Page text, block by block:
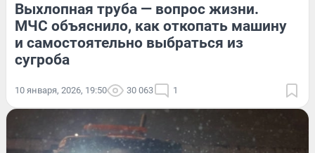
Выхлопная труба — вопрос жизни.
МЧС объяснило, как откопать машину
и самостоятельно выбраться из
сугроба
10 января, 2026, 19:50 30 063 1